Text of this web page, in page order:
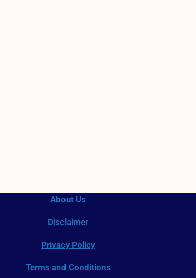
About Us
Disclaimer
Privacy Policy
Terms and Conditions